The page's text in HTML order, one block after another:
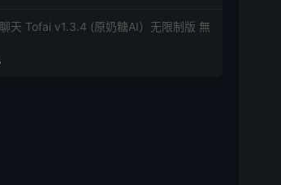
天 Tofai v1.3.4 (原奶糖AI）无限制版 無